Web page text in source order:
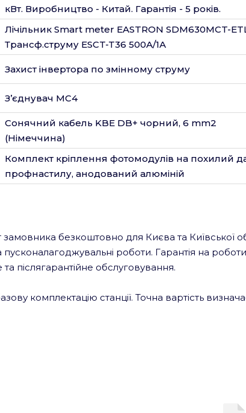
кВт. Виробництво - Китай. Гарантія - 5 років.
Лічільник Smart meter EASTRON SDM630MCT-
Трансф.струму ESCT-T36 500A/1A
Захист інвертора по змінному струму
З’єднувач МС4
Сонячний кабель KBE DB+ чорний, 6 mm2
(Німеччина)
Комплект кріплення фотомодулів на похилий
профнастилу, анодований алюміній
безкоштовно для Києва та Київської
роботи. Гарантія на роботи
післягарантійне обслуговування.
комплектацію станції. Точна вартість